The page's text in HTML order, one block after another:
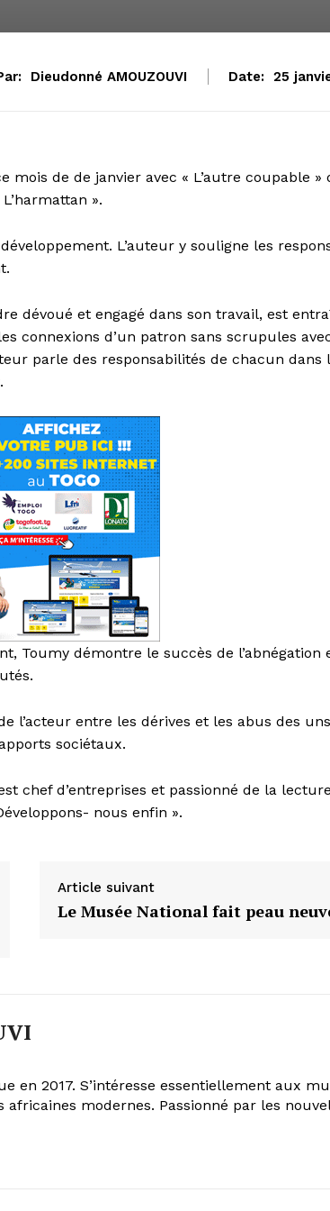
Dieudonné AMOUZOUVI Date: 25
mois de de janvier avec « L’autre coupable »
».
L’auteur y souligne les
dévoué et engagé dans son travail, est
connexions d’un patron sans scrupules
parle des responsabilités de chacun dans
Toumy démontre le succès de l’abnégation
l’acteur entre les dérives et les abus des
sociétaux.
chef d’entreprises et passionné de la
nous enfin ».
Article suivant
Le Musée National fait peau
en 2017. S’intéresse essentiellement aux
modernes. Passionné par les